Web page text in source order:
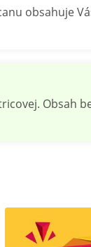
obsahuje
Obsah